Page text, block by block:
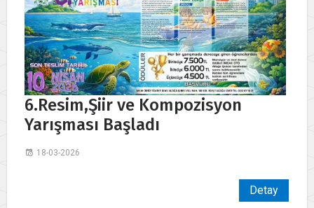
6.Resim,Şiir ve Kompozisyon
Yarışması Başladı
18-03-2026
Detay